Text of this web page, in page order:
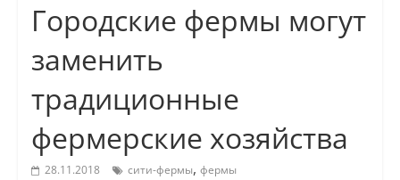
Городские фермы могут
заменить
традиционные
фермерские хозяйства
28.11.2018 сити-фермы, фермы